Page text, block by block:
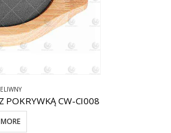
POKRYWKĄ CW-CI008